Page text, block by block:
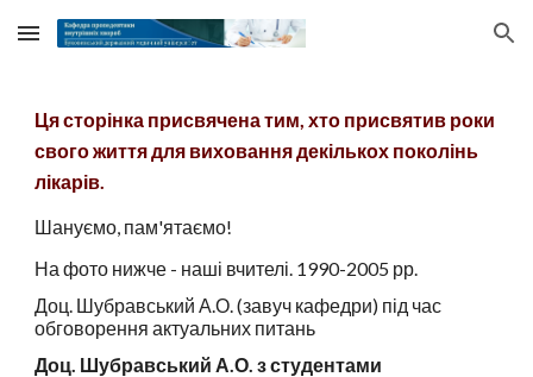
Skip to main content Skip to navigation
Ця сторінка присвячена тим, хто присвятив роки
свого життя для виховання декількох поколінь
лікарів.
Шануємо, пам'ятаємо!
На фото нижче - наші вчителі. 1990-2005 рр.
Доц. Шубравський А.О. (завуч кафедри) під час
обговорення актуальних питань
Доц. Шубравський А.О. з студентами